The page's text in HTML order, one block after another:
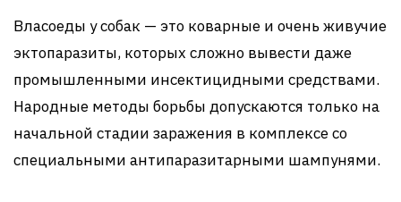
Власоеды у собак — это коварные и очень живучие
эктопаразиты, которых сложно вывести даже
промышленными инсектицидными средствами.
Народные методы борьбы допускаются только на
начальной стадии заражения в комплексе со
специальными антипаразитарными шампунями.